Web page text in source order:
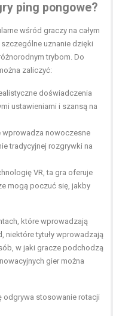
ping pongowe?
wśród graczy na całym
szczególne uznanie dzięki
trybom. Do
zaliczyć:
doświadczenia
ustawieniami i szansą na
wprowadza nowoczesne
tradycyjnej rozgrywki na
VR, ta gra oferuje
mogą poczuć się, jakby
które wprowadzają
niektóre tytuły wprowadzają
w jaki gracze podchodzą
gier można
odgrywa stosowanie rotacji